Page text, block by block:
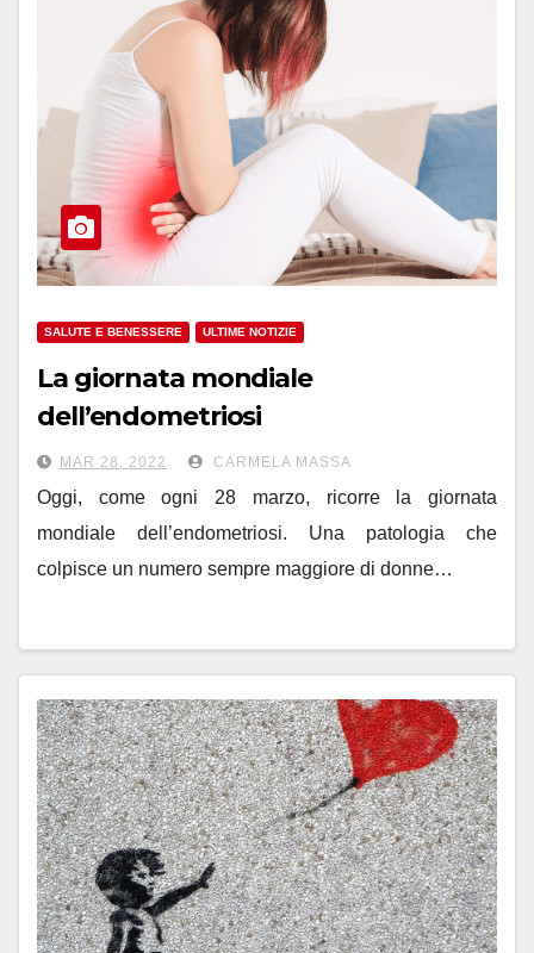
SALUTE E BENESSERE ULTIME NOTIZIE
La giornata mondiale
dell’endometriosi
MAR 28, 2022 CARMELA MASSA
Oggi, come ogni 28 marzo, ricorre la giornata
mondiale dell’endometriosi. Una patologia che
colpisce un numero sempre maggiore di donne…